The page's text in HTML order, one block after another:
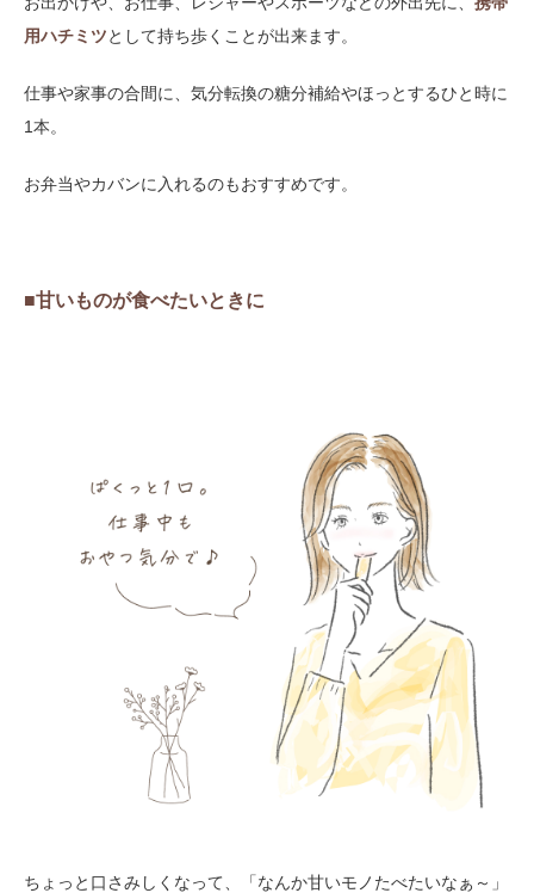
用ハチミツとして持ち歩くことが出来ます。
仕事や家事の合間に、気分転換の糖分補給やほっとするひと時に
1本。
お弁当やカバンに入れるのもおすすめです。
■甘いものが食べたいときに
ちょっと口さみしくなって、「なんか甘いモノたべたいなぁ～」